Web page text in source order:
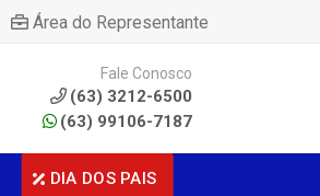
Área do Representante
Fale Conosco
(63) 3212-6500
(63) 99106-7187
DIA DOS PAIS